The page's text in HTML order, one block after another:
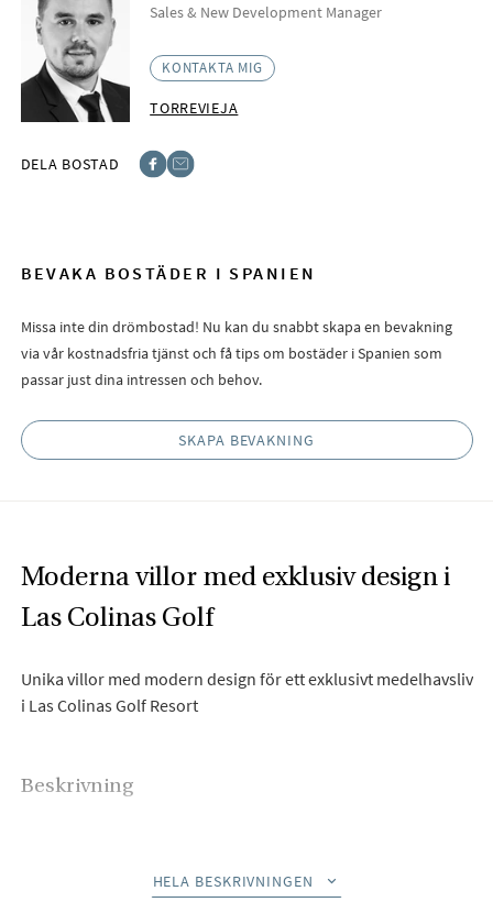
Sales & New Development Manager
KONTAKTA MIG
TORREVIEJA
DELA BOSTAD
BEVAKA BOSTÄDER I SPANIEN
Missa inte din drömbostad! Nu kan du snabbt skapa en bevakning
via vår kostnadsfria tjänst och få tips om bostäder i Spanien som
passar just dina intressen och behov.
SKAPA BEVAKNING
Moderna villor med exklusiv design i
Las Colinas Golf
Unika villor med modern design för ett exklusivt medelhavsliv
i Las Colinas Golf Resort
Beskrivning
omsorgsfullt bevarad, med exklusiva bostäder integrerade i
HELA BESKRIVNINGEN